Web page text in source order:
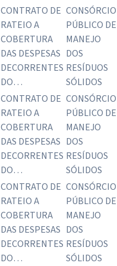
CONTRATO DE
RATEIO A
COBERTURA
DAS DESPESAS
DECORRENTES
DO…
CONSÓRCIO
PÚBLICO DE
MANEJO
DOS
RESÍDUOS
SÓLIDOS
CONTRATO DE
RATEIO A
COBERTURA
DAS DESPESAS
DECORRENTES
DO…
CONSÓRCIO
PÚBLICO DE
MANEJO
DOS
RESÍDUOS
SÓLIDOS
CONTRATO DE
RATEIO A
COBERTURA
DAS DESPESAS
DECORRENTES
DO…
CONSÓRCIO
PÚBLICO DE
MANEJO
DOS
RESÍDUOS
SÓLIDOS